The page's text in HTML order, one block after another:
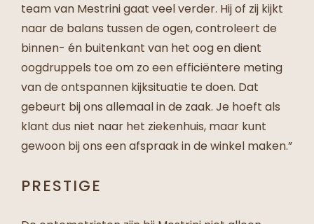
team van Mestrini gaat veel verder. Hij of zij kijkt
naar de balans tussen de ogen, controleert de
binnen- én buitenkant van het oog en dient
oogdruppels toe om zo een efficiëntere meting
van de ontspannen kijksituatie te doen. Dat
gebeurt bij ons allemaal in de zaak. Je hoeft als
klant dus niet naar het ziekenhuis, maar kunt
gewoon bij ons een afspraak in de winkel maken.”
PRESTIGE